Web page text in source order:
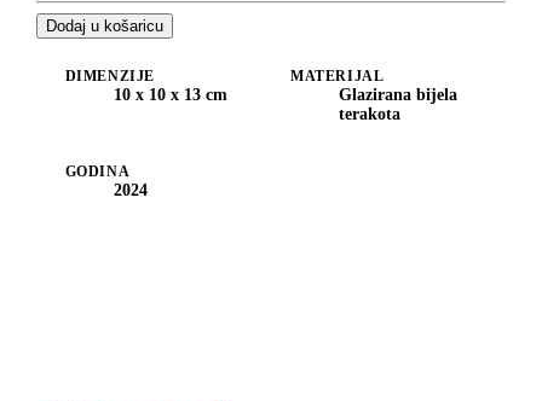
Dodaj u košaricu
DIMENZIJE
10 x 10 x 13 cm
MATERIJAL
Glazirana bijela
terakota
GODINA
2024